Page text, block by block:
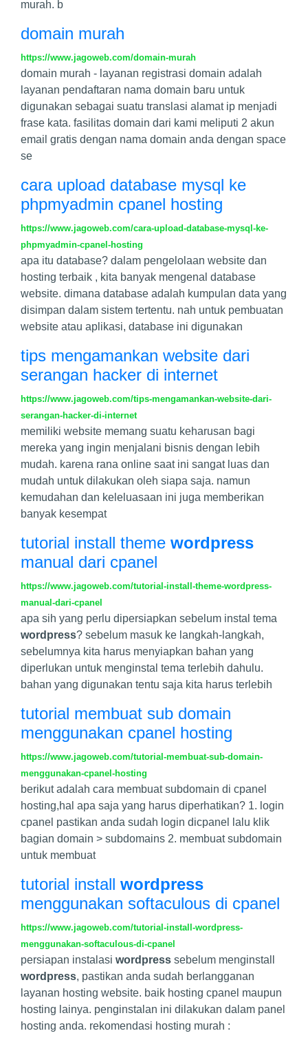
murah. b
domain murah
https://www.jagoweb.com/domain-murah
domain murah - layanan registrasi domain adalah
layanan pendaftaran nama domain baru untuk
digunakan sebagai suatu translasi alamat ip menjadi
frase kata. fasilitas domain dari kami meliputi 2 akun
email gratis dengan nama domain anda dengan space
se
cara upload database mysql ke
phpmyadmin cpanel hosting
https://www.jagoweb.com/cara-upload-database-mysql-ke-
phpmyadmin-cpanel-hosting
apa itu database? dalam pengelolaan website dan
hosting terbaik , kita banyak mengenal database
website. dimana database adalah kumpulan data yang
disimpan dalam sistem tertentu. nah untuk pembuatan
website atau aplikasi, database ini digunakan
tips mengamankan website dari
serangan hacker di internet
https://www.jagoweb.com/tips-mengamankan-website-dari-
serangan-hacker-di-internet
memiliki website memang suatu keharusan bagi
mereka yang ingin menjalani bisnis dengan lebih
mudah. karena rana online saat ini sangat luas dan
mudah untuk dilakukan oleh siapa saja. namun
kemudahan dan keleluasaan ini juga memberikan
banyak kesempat
tutorial install theme wordpress
manual dari cpanel
https://www.jagoweb.com/tutorial-install-theme-wordpress-
manual-dari-cpanel
apa sih yang perlu dipersiapkan sebelum instal tema
wordpress? sebelum masuk ke langkah-langkah,
sebelumnya kita harus menyiapkan bahan yang
diperlukan untuk menginstal tema terlebih dahulu.
bahan yang digunakan tentu saja kita harus terlebih
tutorial membuat sub domain
menggunakan cpanel hosting
https://www.jagoweb.com/tutorial-membuat-sub-domain-
menggunakan-cpanel-hosting
berikut adalah cara membuat subdomain di cpanel
hosting,hal apa saja yang harus diperhatikan? 1. login
cpanel pastikan anda sudah login dicpanel lalu klik
bagian domain > subdomains 2. membuat subdomain
untuk membuat
tutorial install wordpress
menggunakan softaculous di cpanel
https://www.jagoweb.com/tutorial-install-wordpress-
menggunakan-softaculous-di-cpanel
persiapan instalasi wordpress sebelum menginstall
wordpress, pastikan anda sudah berlangganan
layanan hosting website. baik hosting cpanel maupun
hosting lainya. penginstalan ini dilakukan dalam panel
hosting anda. rekomendasi hosting murah :